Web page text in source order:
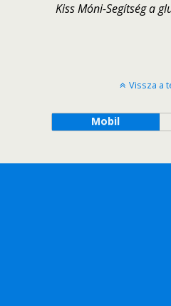
Kiss Móni-Segítség a
Vissza a
Mobil